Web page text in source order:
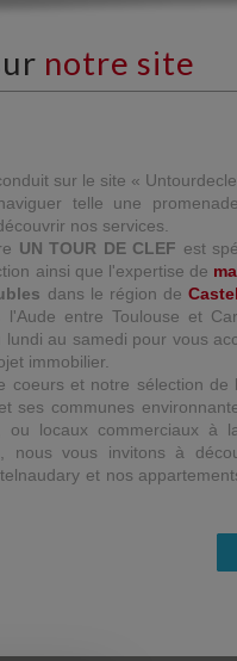
notre site
sur le site «
telle une
nos services.
UN TOUR DE CLEF est
ainsi que l'expertise de
dans le région de
l'Aude entre Toulouse et
lundi au samedi pour vous
immobilier.
coeurs et notre sélection de
ses communes
ou locaux commerciaux à
nous vous invitons à
et nos
village 133 m²
235 000 €